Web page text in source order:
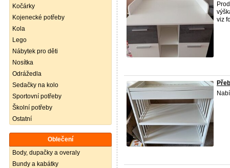
Kočárky
Kojenecké potřeby
Kola
Lego
Nábytek pro děti
Nosítka
Odrážedla
Sedačky na kolo
Sportovní potřeby
Školní potřeby
Ostatní
Oblečení
Body, dupačky a overaly
Bundy a kabátky
viz